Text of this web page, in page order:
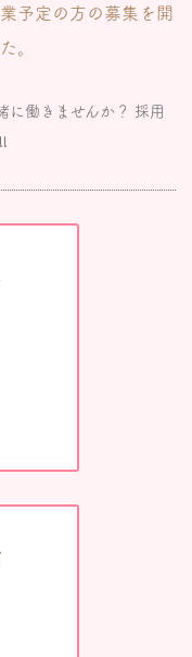
予定の方の募集を開
。
に働きませんか？ 採用